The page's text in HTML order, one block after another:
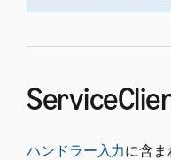
ハンドラー入力に含ま